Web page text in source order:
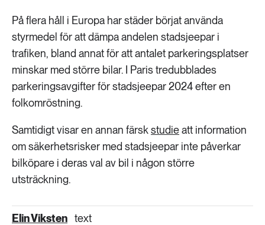
På flera håll i Europa har städer börjat använda
styrmedel för att dämpa andelen stadsjeepar i
trafiken, bland annat för att antalet parkeringsplatser
minskar med större bilar. I Paris tredubblades
parkeringsavgifter för stadsjeepar 2024 efter en
folkomröstning.
Samtidigt visar en annan färskstudieatt information
om säkerhetsrisker med stadsjeepar inte påverkar
bilköpare i deras val av bil i någon större
utsträckning.
Elin Viksten text